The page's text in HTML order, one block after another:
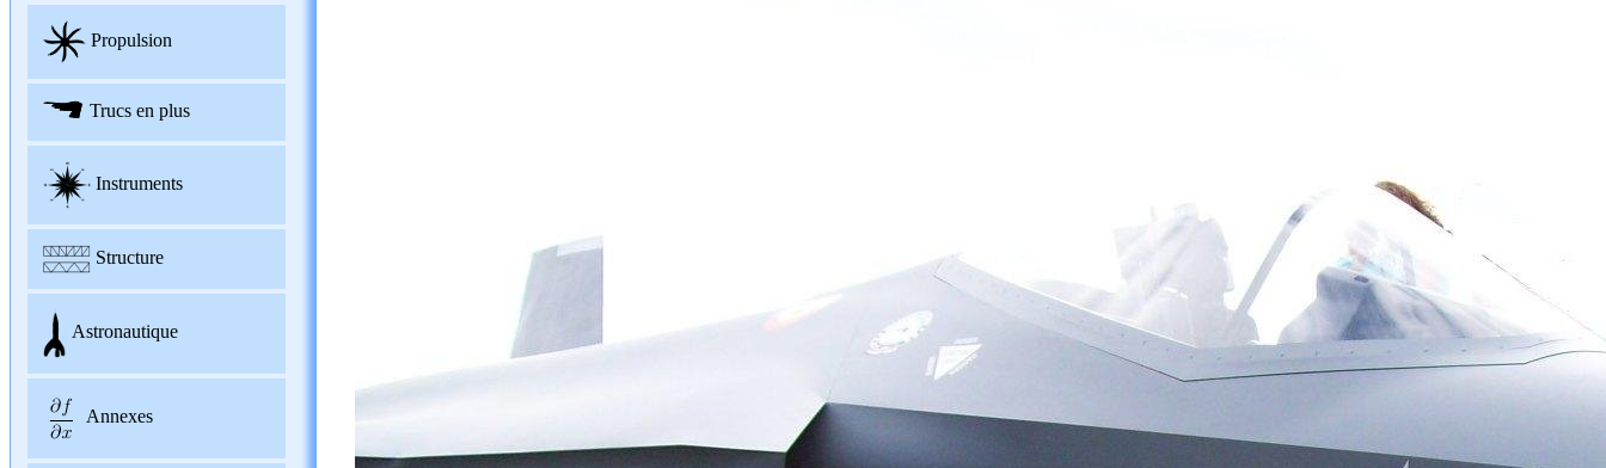
Propulsion
Trucs en plus
Instruments
Structure
Astronautique
Annexes